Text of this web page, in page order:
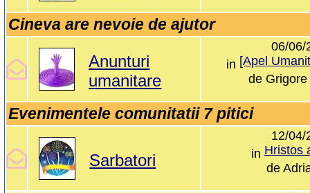
Cineva are nevoie de ajutor
Anunturi
umanitare
06/06/
in
de
Evenimentele comunitatii 7 pitici
Sarbatori
12/04/
inHristos
de